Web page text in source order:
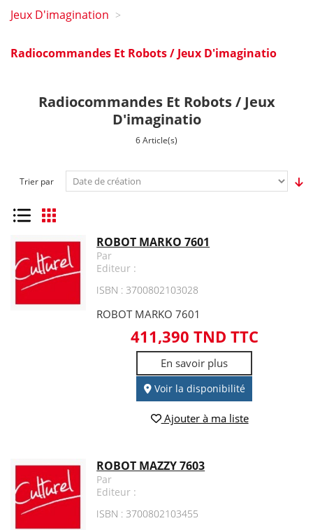
Jeux D'imagination >
Radiocommandes Et Robots / Jeux D'imaginatio
Radiocommandes Et Robots / Jeux
D'imaginatio
6 Article(s)
Trier par
Liste Grille
ROBOT MARKO 7601
Par
Editeur :
ISBN : 3700802103028
ROBOT MARKO 7601
411,390 TND TTC
En savoir plus
Voir la disponibilité
Ajouter à ma liste
ROBOT MAZZY 7603
Par
Editeur :
ISBN : 3700802103455